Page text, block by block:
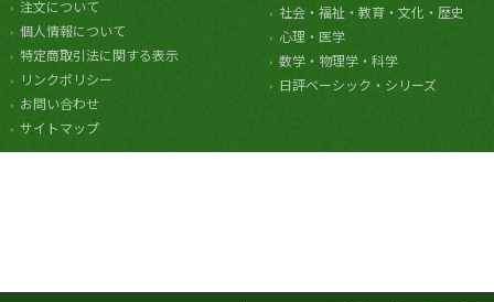
注文について
個人情報について
特定商取引法に関する表示
リンクポリシー
お問い合わせ
サイトマップ
社会・福祉・教育・文化・歴史
心理・医学
数学・物理学・科学
日評ベーシック・シリーズ